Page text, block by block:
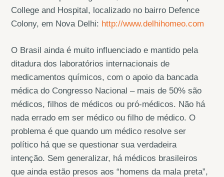
College and Hospital, localizado no bairro Defence
Colony, em Nova Delhi: http://www.delhihomeo.com
O Brasil ainda é muito influenciado e mantido pela
ditadura dos laboratórios internacionais de
medicamentos químicos, com o apoio da bancada
médica do Congresso Nacional – mais de 50% são
médicos, filhos de médicos ou pró-médicos. Não há
nada errado em ser médico ou filho de médico. O
problema é que quando um médico resolve ser
político há que se questionar sua verdadeira
intenção. Sem generalizar, há médicos brasileiros
que ainda estão presos aos “homens da mala preta”,